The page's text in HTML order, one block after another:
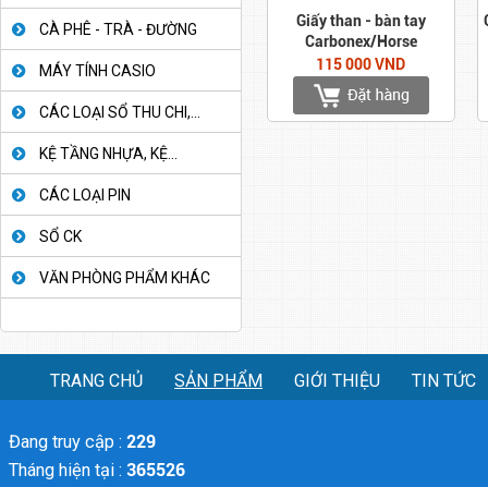
CÀ PHÊ - TRÀ - ĐƯỜNG
MÁY TÍNH CASIO
CÁC LOẠI SỔ THU CHI,...
KỆ TẦNG NHỰA, KỆ...
CÁC LOẠI PIN
SỔ CK
VĂN PHÒNG PHẨM KHÁC
Giấy than - bàn tay
Carbonex/Horse
115 000 VND
TRANG CHỦ SẢN PHẨM GIỚI THIỆU TIN TỨC
Đang truy cập : 229
Tháng hiện tại : 365526